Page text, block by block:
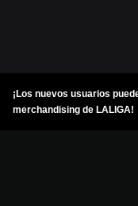
¡Los nuevos usuarios
merchandising de LALIGA!